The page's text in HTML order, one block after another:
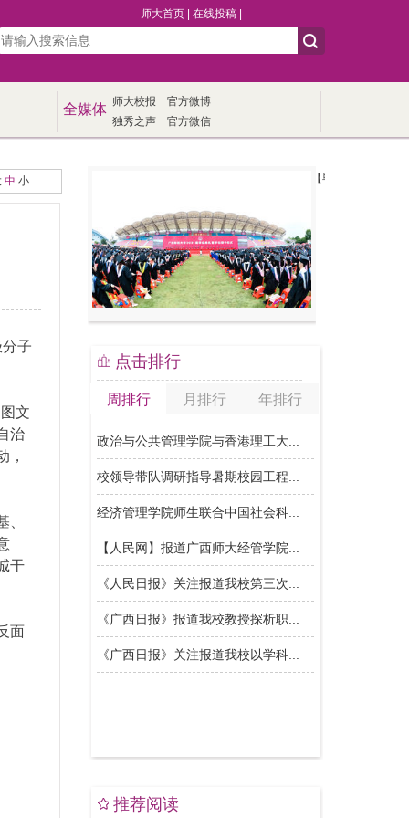
师大首页 在线投稿
全媒体 师大校报
官方微博
独秀之声
官方微信
中 小
子
文
治
，
干
面
【毕业季】我校举
点击排行
周排行 月排行 年排行
推荐阅读